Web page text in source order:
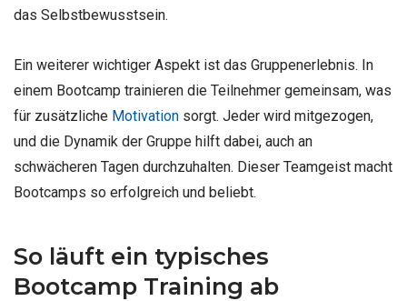
das Selbstbewusstsein.
Ein weiterer wichtiger Aspekt ist das Gruppenerlebnis. In
einem Bootcamp trainieren die Teilnehmer gemeinsam, was
für zusätzliche Motivation sorgt. Jeder wird mitgezogen,
und die Dynamik der Gruppe hilft dabei, auch an
schwächeren Tagen durchzuhalten. Dieser Teamgeist macht
Bootcamps so erfolgreich und beliebt.
So läuft ein typisches
Bootcamp Training ab